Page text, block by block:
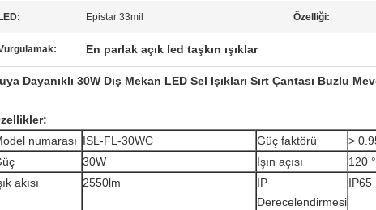
LED: Epistar 33mil Özelliği:
En parlak açık led taşkın ışıklar
Dayanıklı 30W Dış Mekan LED Sel Işıkları Sırt Çantası Buzlu
numarası ISL-FL-30WC Güç faktörü
>
30W Işın açısı
120 °
akısı
2550lm
IP
Derecelendirmesi
IP65